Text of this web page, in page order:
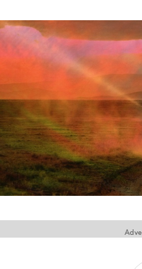
Menu
Home
9 sept: GenAI-training
Adverteren